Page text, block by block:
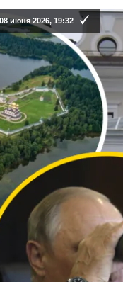
июня 2026, 19:32